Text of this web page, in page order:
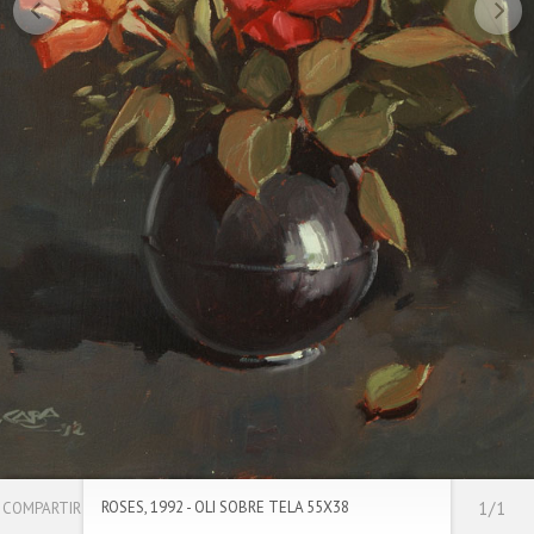
COMPARTIR 1/1
ROSES, 1992 - OLI SOBRE TELA 55X38